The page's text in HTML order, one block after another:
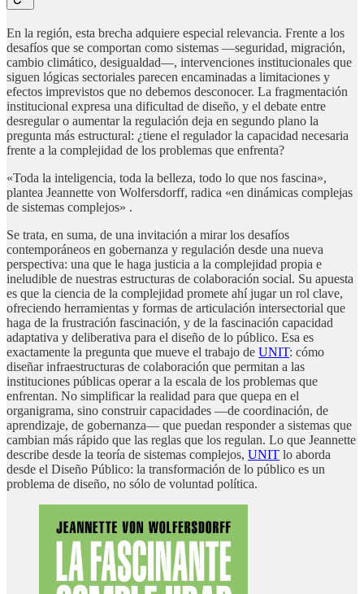
En la región, esta brecha adquiere especial relevancia. Frente a los
desafíos que se comportan como sistemas —seguridad, migración,
cambio climático, desigualdad—, intervenciones institucionales que
siguen lógicas sectoriales parecen encaminadas a limitaciones y
efectos imprevistos que no debemos desconocer. La fragmentación
institucional expresa una dificultad de diseño, y el debate entre
desregular o aumentar la regulación deja en segundo plano la
pregunta más estructural: ¿tiene el regulador la capacidad necesaria
frente a la complejidad de los problemas que enfrenta?
«Toda la inteligencia, toda la belleza, todo lo que nos fascina»,
plantea Jeannette von Wolfersdorff, radica «en dinámicas complejas
de sistemas complejos» .
Se trata, en suma, de una invitación a mirar los desafíos
contemporáneos en gobernanza y regulación desde una nueva
perspectiva: una que le haga justicia a la complejidad propia e
ineludible de nuestras estructuras de colaboración social. Su apuesta
es que la ciencia de la complejidad promete ahí jugar un rol clave,
ofreciendo herramientas y formas de articulación intersectorial que
haga de la frustración fascinación, y de la fascinación capacidad
adaptativa y deliberativa para el diseño de lo público. Esa es
exactamente la pregunta que mueve el trabajo de UNIT: cómo
diseñar infraestructuras de colaboración que permitan a las
instituciones públicas operar a la escala de los problemas que
enfrentan. No simplificar la realidad para que quepa en el
organigrama, sino construir capacidades —de coordinación, de
aprendizaje, de gobernanza— que puedan responder a sistemas que
cambian más rápido que las reglas que los regulan. Lo que Jeannette
describe desde la teoría de sistemas complejos, UNIT lo aborda
desde el Diseño Público: la transformación de lo público es un
problema de diseño, no sólo de voluntad política.